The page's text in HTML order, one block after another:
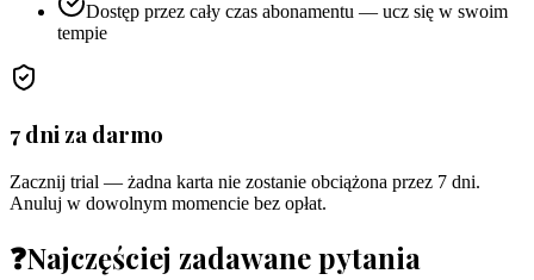
Dostęp przez cały czas abonamentu — ucz się w swoim
tempie
7 dni za darmo
Zacznij trial — żadna karta nie zostanie obciążona przez 7 dni.
Anuluj w dowolnym momencie bez opłat.
❓Najczęściej zadawane pytania